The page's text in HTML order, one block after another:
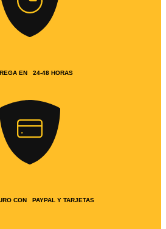
EN 24-48 HORAS
CON PAYPAL Y TARJETAS